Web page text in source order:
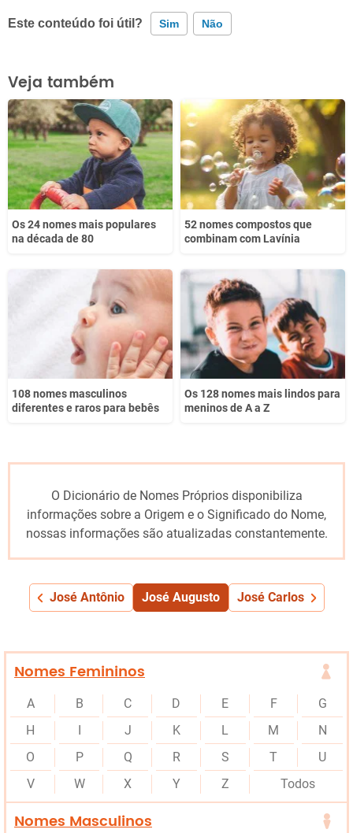
Este conteúdo foi útil? Sim Não
Este conteúdo contém informação incorreta
Este conteúdo não tem a informação que procuro
Outro
Veja também
Os 24 nomes mais populares
na década de 80
52 nomes compostos que
combinam com Lavínia
108 nomes masculinos
diferentes e raros para bebês
Os 128 nomes mais lindos para
meninos de A a Z
O Dicionário de Nomes Próprios disponibiliza
informações sobre a Origem e o Significado do Nome,
nossas informações são atualizadas constantemente.
José Antônio José Augusto José Carlos
Nomes Femininos
A B C D E F
G
H
I J K L M
N
O
P Q R S T
U
V
W X Y Z Todos
Nomes Masculinos